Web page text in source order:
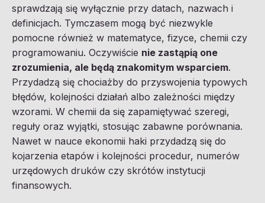
sprawdzają się wyłącznie przy datach, nazwach i
definicjach. Tymczasem mogą być niezwykle
pomocne również w matematyce, fizyce, chemii czy
programowaniu. Oczywiście nie zastąpią one
zrozumienia, ale będą znakomitym wsparciem.
Przydadzą się chociażby do przyswojenia typowych
błędów, kolejności działań albo zależności między
wzorami. W chemii da się zapamiętywać szeregi,
reguły oraz wyjątki, stosując zabawne porównania.
Nawet w nauce ekonomii haki przydadzą się do
kojarzenia etapów i kolejności procedur, numerów
urzędowych druków czy skrótów instytucji
finansowych.